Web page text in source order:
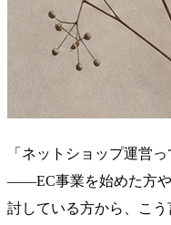
「ネットショップ運営
——EC事業を始めた方や
討している方から、こう